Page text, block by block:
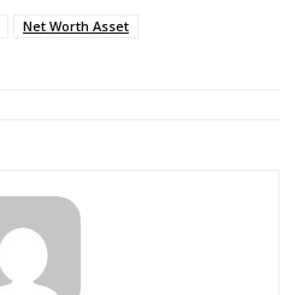
Net Worth Asset